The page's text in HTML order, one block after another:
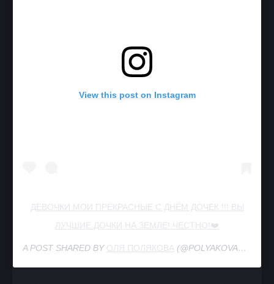
View this post on Instagram
ДЕВОЧКИ МОИ ПРЕКРАСНЫЕ С ДНЁМ ДОЧЕК !!! ВЫ
ЛУЧШИЕ ДОЧКИ НА ЗЕМЛЕ! ЧЕСТНО!❤️
A POST SHARED BY ОЛЯ ПОЛЯКОВА (@POLYAKOVAMUSIC) ON